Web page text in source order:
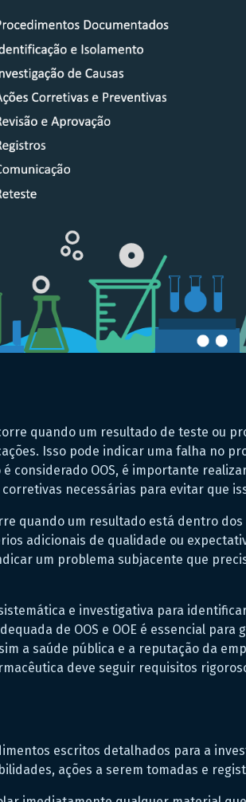
quando um resultado de teste ou
Isso pode indicar uma falha no
considerado OOS, é importante
necessárias para evitar que
quando um resultado está dentro
adicionais de qualidade ou
um problema subjacente que
e investigativa para
de OOS e OOE é essencial
a saúde pública e a reputação da
deve seguir requisitos
escritos detalhados para a
ações a serem tomadas e